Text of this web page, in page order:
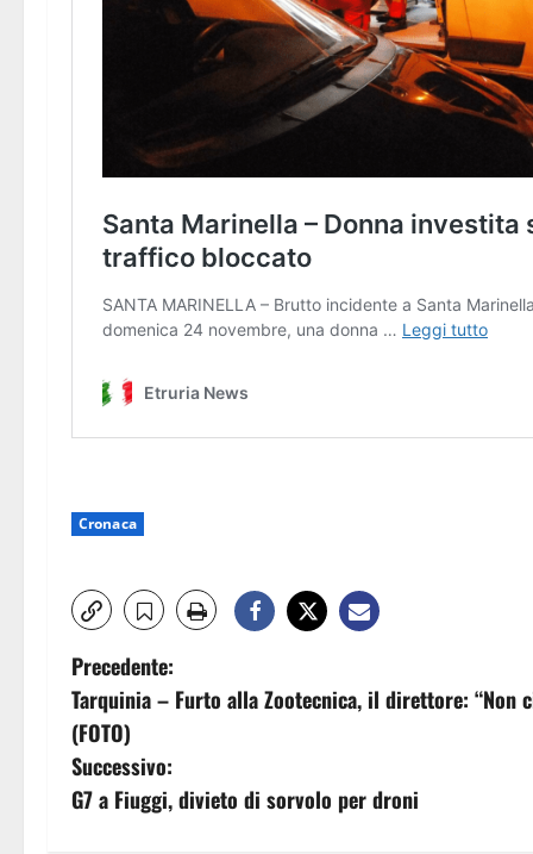
Cronaca
N
a
v
i
Precedente:
Tarquinia – Furto alla Zootecnica, il direttore:
(FOTO)
Successivo:
G7 a Fiuggi, divieto di sorvolo per droni